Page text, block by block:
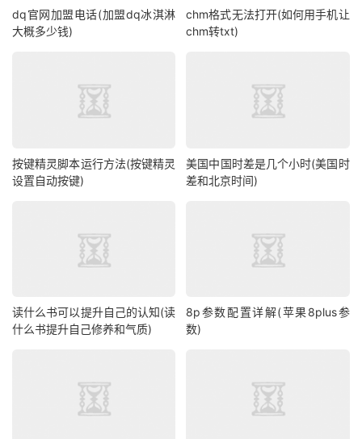
dq官网加盟电话(加盟dq冰淇淋
大概多少钱)
chm格式无法打开(如何用手机让
chm转txt)
按键精灵脚本运行方法(按键精灵
设置自动按键)
美国中国时差是几个小时(美国时
差和北京时间)
读什么书可以提升自己的认知(读
什么书提升自己修养和气质)
8p参数配置详解(苹果8plus参
数)